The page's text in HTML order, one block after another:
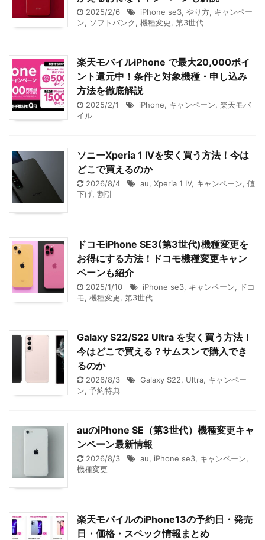
2025/2/6 iPhone se3, やり方, キャンペー
ン, ソフトバンク, 機種変更, 第3世代
楽天モバイルiPhone で最大20,000ポイ
ント還元中！条件と対象機種・申し込み
方法を徹底解説
2025/2/1 iPhone, キャンペーン, 楽天モバ
イル
ソニーXperia 1 IVを安く買う方法！今は
どこで買えるのか
2026/8/4 au, Xperia 1 Ⅳ, キャンペーン, 値
下げ, 割引
ドコモiPhone SE3(第3世代)機種変更を
お得にする方法！ドコモ機種変更キャン
ペーンも紹介
2025/1/10 iPhone se3, キャンペーン, ドコ
モ, 機種変更, 第3世代
Galaxy S22/S22 Ultra を安く買う方法！
今はどこで買える？サムスンで購入でき
るのか
2026/8/3 Galaxy S22, Ultra, キャンペー
ン, 予約特典
auのiPhone SE（第3世代）機種変更キャ
ンペーン最新情報
2026/8/3 au, iPhone se3, キャンペーン,
機種変更
楽天モバイルのiPhone13の予約日・発売
日・価格・スペック情報まとめ